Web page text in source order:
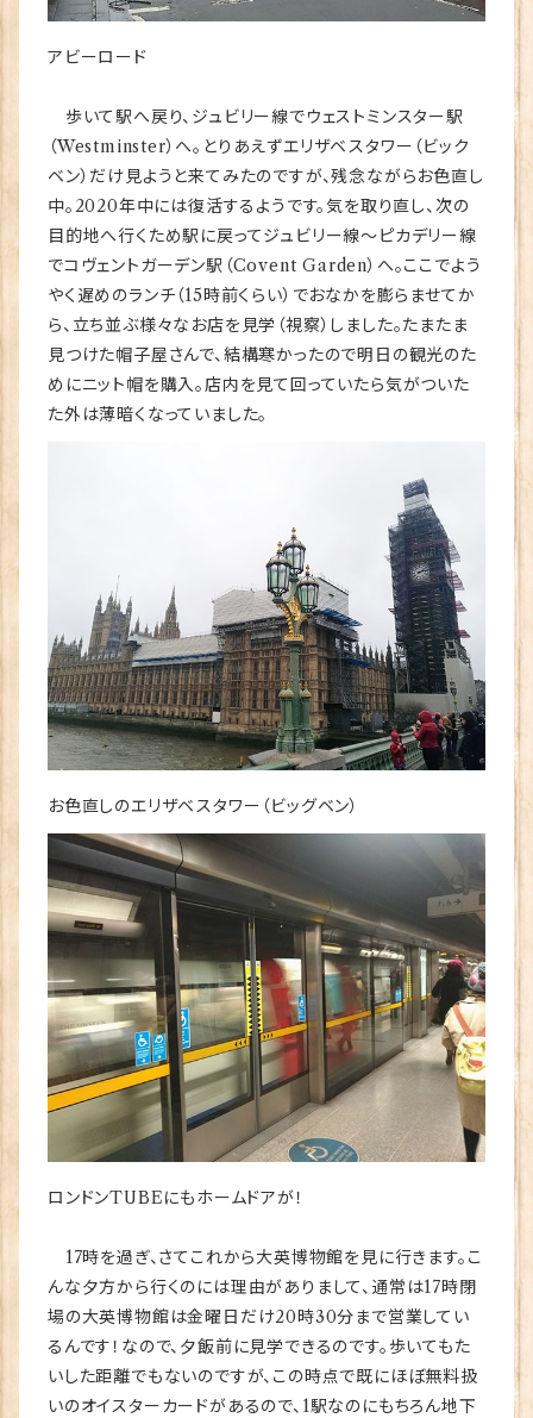
アビーロード
歩いて駅へ戻り、ジュビリー線でウェストミンスター駅
（Westminster）へ。とりあえずエリザベスタワー（ビック
ベン）だけ見ようと来てみたのですが、残念ながらお色直し
中。2020年中には復活するようです。気を取り直し、次の
目的地へ行くため駅に戻ってジュビリー線～ピカデリー線
でコヴェントガーデン駅（Covent Garden）へ。ここでよう
やく遅めのランチ（15時前くらい）でおなかを膨らませてか
ら、立ち並ぶ様々なお店を見学（視察）しました。たまたま
見つけた帽子屋さんで、結構寒かったので明日の観光のた
めにニット帽を購入。店内を見て回っていたら気がついた
た外は薄暗くなっていました。
お色直しのエリザベスタワー（ビッグベン）
ロンドンTUBEにもホームドアが！
17時を過ぎ、さてこれから大英博物館を見に行きます。こ
んな夕方から行くのには理由がありまして、通常は17時閉
場の大英博物館は金曜日だけ20時30分まで営業してい
るんです！なので、夕飯前に見学できるのです。歩いてもた
いした距離でもないのですが、この時点で既にほぼ無料扱
いのオイスターカードがあるので、1駅なのにもちろん地下